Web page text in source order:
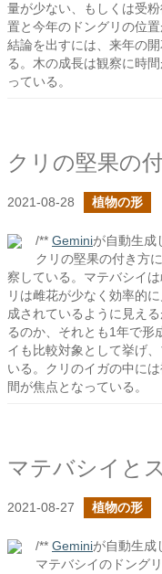
量が少ない、もしくは受
置と今年のドングリの位
結論を出すには、来年の
る。木の成長は観察に時
っている。
クリの堅果の
2021-08-28 植物の形
/** Geminiが自動生成
クリの堅果の付き方
察している。マテバシイ
リは雌花が少なく効率的
成されているように見え
るのか、それとも1年で形
イも比較対象として挙げ
いる。クリのイガの中に
間が焦点となっている。
マテバシイと
2021-08-27 植物の形
/** Geminiが自動生成
マテバシイのドング